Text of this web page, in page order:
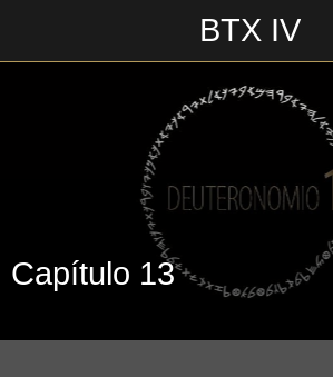
BTX IV
Escrito en 17/06/
Capítulo 13